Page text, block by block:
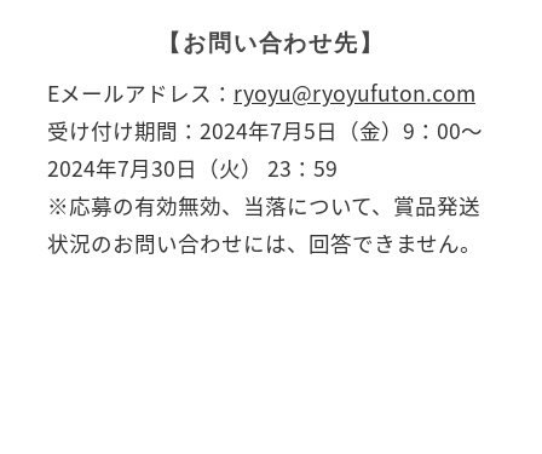
【お問い合わせ先】
Eメールアドレス： ryoyu@ryoyufuton.com
受け付け期間：2024年7月5日（金）9：00〜
2024年7月30日（火） 23：59
※応募の有効無効、当落について、賞品発送
状況のお問い合わせには、回答できません。